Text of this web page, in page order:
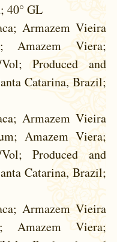
40° GL
Armazem Vieira
Amazem Viera;
Produced and
Catarina, Brazil;
Armazem Vieira
Amazem Viera;
Produced and
Catarina, Brazil;
Armazem Vieira
Amazem Viera;